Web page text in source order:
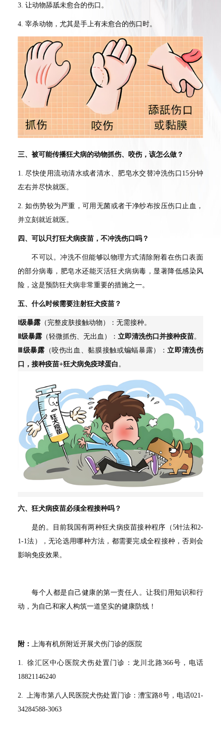
3. 让动物舔舐未愈合的伤口。
4. 宰杀动物，尤其是手上有未愈合的伤口时。
三、被可能传播狂犬病的动物抓伤、咬伤，该怎么做？
1. 尽快使用流动清水或者清水、肥皂水交替冲洗伤口15分钟
左右并尽快就医。
2. 如伤势较为严重，可用无菌或者干净纱布按压伤口止血，
并立刻就近就医。
四、可以只打狂犬病疫苗，不冲洗伤口吗？
不可以。冲洗不但能够以物理方式清除附着在伤口表面
的部分病毒，肥皂水还能灭活狂犬病病毒，显著降低感染风
险，这是预防狂犬病非常重要的措施之一。
五、什么时候需要注射狂犬疫苗？
级暴露 （完整皮肤接触动物）：无需接种。
级暴露 （轻微抓伤、无出血）： 立即清洗伤口并接种疫苗。
级暴露 （咬伤出血、黏膜接触或蝙蝠暴露）：立即清洗伤
口，接种疫苗+狂犬病免疫球蛋白 。
六、狂犬病疫苗必须全程接种吗？
是的。目前我国有两种狂犬病疫苗接种程序（5针法和2-
1-1法），无论选用哪种方法，都需要完成全程接种，否则会
影响免疫效果。
每个人都是自己健康的第一责任人。让我们用知识和行
动，为自己和家人构筑一道坚实的健康防线！
附： 上海有机所附近开展犬伤门诊的医院
1. 徐汇区中心医院犬伤处置门诊：龙川北路366号，电话
18821146240
2. 上海市第八人民医院犬伤处置门诊：漕宝路8号，电话021-
34284588-3063